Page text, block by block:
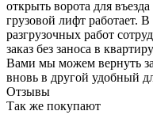
открыть ворота для
грузовой лифт работает.
разгрузочных работ
заказ без заноса в
Вами мы можем вернуть
вновь в другой удобный
Отзывы
Так же покупают